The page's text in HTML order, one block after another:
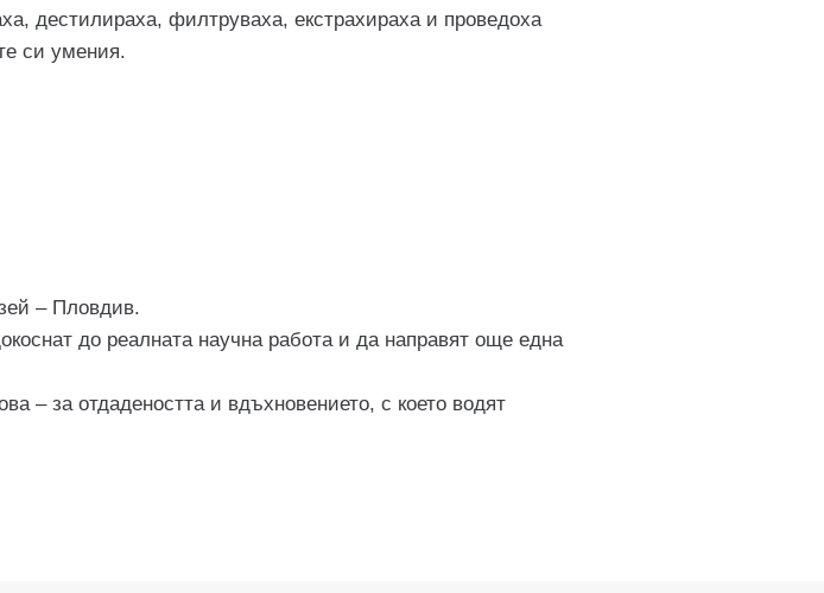
дестилираха, филтруваха, екстрахираха и проведоха
си умения.
– Пловдив.
до реалната научна работа и да направят още една
– за отдадеността и вдъхновението, с което водят